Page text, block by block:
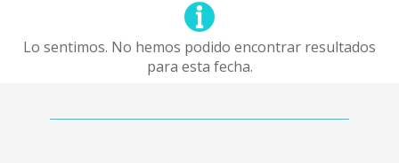
Lo sentimos. No hemos podido encontrar resultados
para esta fecha.